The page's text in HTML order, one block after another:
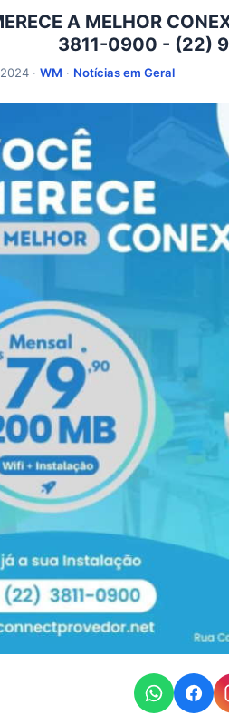
A MELHOR
3811-0900 - (22)
·WM · Notícias em Geral